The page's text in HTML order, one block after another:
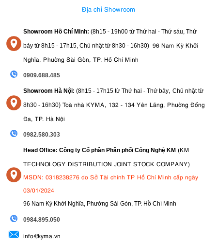
Địa chỉ Showroom
Showroom Hồ Chí Minh: (8h15 - 19h00 từ Thứ hai - Thứ sáu, Thứ
bảy từ 8h15 - 17h15, Chủ nhật từ 8h30 - 16h30) 96 Nam Kỳ Khởi
Nghĩa, Phường Sài Gòn, TP. Hồ Chí Minh
0909.688.485
Showroom Hà Nội: (8h15 - 17h15 từ Thứ hai - Thứ bảy, Chủ nhật từ
8h30 - 16h30) Toà nhà KYMA, 132 - 134 Yên Lãng, Phường Đống
Đa, TP. Hà Nội
0982.580.303
Head Office: Công ty Cổ phần Phân phối Công Nghệ KM (KM
TECHNOLOGY DISTRIBUTION JOINT STOCK COMPANY)
MSDN: 0318238276 do Sở Tài chính TP Hồ Chí Minh cấp ngày
03/01/2024
96 Nam Kỳ Khởi Nghĩa, Phường Sài Gòn, TP. Hồ Chí Minh
0984.895.050
info@kyma.vn